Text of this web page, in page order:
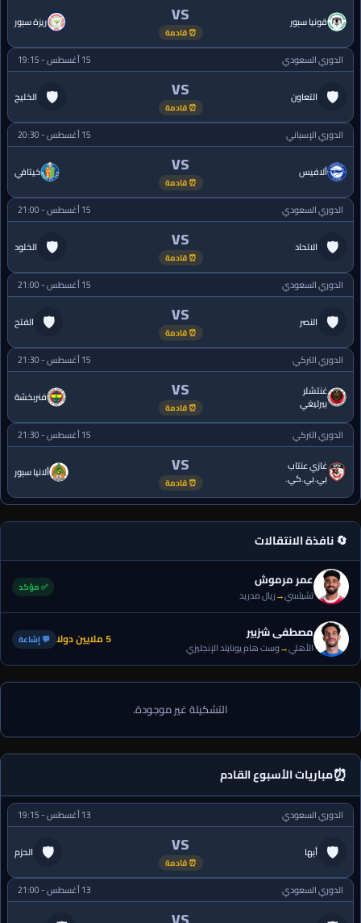
قونيا سبور VS
⏰ قادمة
ريزة سبور
الدوري السعودي 15 أغسطس - 19:15
🛡 التعاون VS
⏰ قادمة
الخليج 🛡
الدوري الإسباني 15 أغسطس - 20:30
ألافيس VS
⏰ قادمة
خيتافي
الدوري السعودي 15 أغسطس - 21:00
🛡 الاتحاد VS
⏰ قادمة
الخلود 🛡
الدوري السعودي 15 أغسطس - 21:00
🛡 النصر VS
⏰ قادمة
الفتح 🛡
الدوري التركي
15 أغسطس - 21:30
غنتشلر
بيرليغي
VS
⏰ قادمة
فنربخشة
الدوري التركي
15 أغسطس - 21:30
غازي عنتاب
بي.بي.كي.
VS
⏰ قادمة
ألانيا سبور
🔄 نافذة الانتقالات
عمر مرموش
تشيلسي→ريال مدريد
✅ مؤكد
مصطفى شزبير
الأهلي→وست هام يونايتد الإنجليزي 5 ملايين دولا 💬 إشاعة
التشكيلة غير موجودة.
⏰مباريات الأسبوع القادم
الدوري السعودي 13 أغسطس - 19:15
🛡 أبها VS
⏰ قادمة
الحزم 🛡
الدوري السعودي 13 أغسطس - 21:00